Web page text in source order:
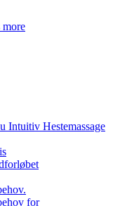
Intuitiv Hestemassage
for